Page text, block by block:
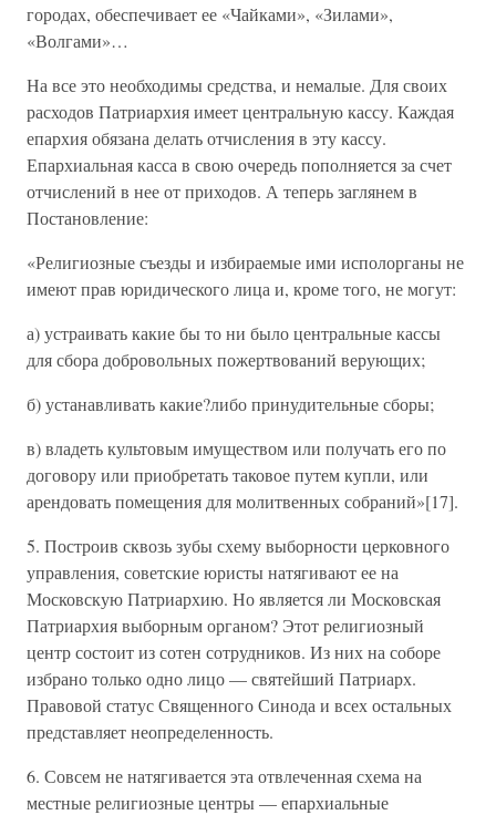
городах, обеспечивает ее «Чайками», «Зилами»,
«Волгами»…
На все это необходимы средства, и немалые. Для своих
расходов Патриархия имеет центральную кассу. Каждая
епархия обязана делать отчисления в эту кассу.
Епархиальная касса в свою очередь пополняется за счет
отчислений в нее от приходов. А теперь заглянем в
Постановление:
«Религиозные съезды и избираемые ими исполорганы не
имеют прав юридического лица и, кроме того, не могут:
а) устраивать какие бы то ни было центральные кассы
для сбора добровольных пожертвований верующих;
б) устанавливать какие?либо принудительные сборы;
в) владеть культовым имуществом или получать его по
договору или приобретать таковое путем купли, или
арендовать помещения для молитвенных собраний»[17].
5. Построив сквозь зубы схему выборности церковного
управления, советские юристы натягивают ее на
Московскую Патриархию. Но является ли Московская
Патриархия выборным органом? Этот религиозный
центр состоит из сотен сотрудников. Из них на соборе
избрано только одно лицо — святейший Патриарх.
Правовой статус Священного Синода и всех остальных
представляет неопределенность.
6. Совсем не натягивается эта отвлеченная схема на
местные религиозные центры — епархиальные